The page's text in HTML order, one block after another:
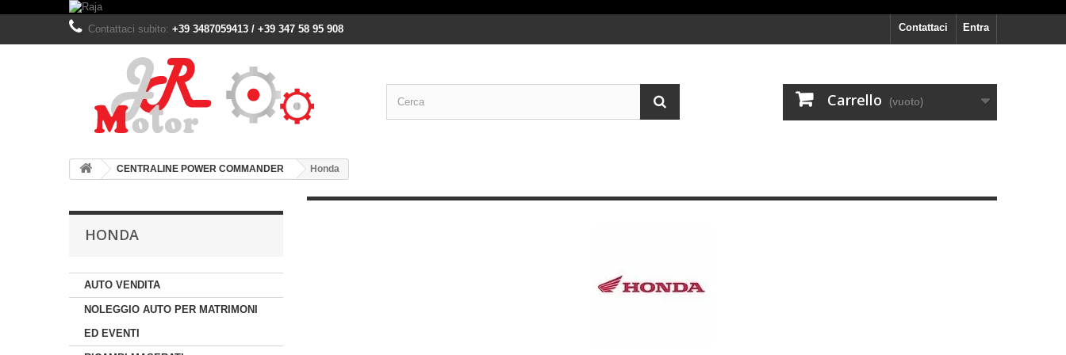
Entra
Contattaci
Contattaci subito: +39 3487059413 / +39 347 58 95 908
Carrello (vuoto)
CENTRALINE POWER COMMANDER Honda
HONDA
AUTO VENDITA
NOLEGGIO AUTO PER MATRIMONI
ED EVENTI